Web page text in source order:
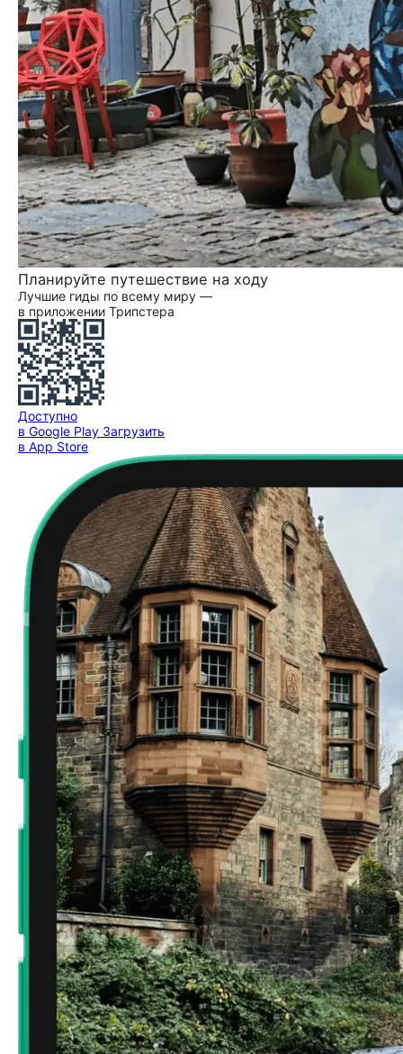
Планируйте путешествие на ходу
Лучшие гиды по всему миру —
в приложении Трипстера
Доступно
в Google Play Загрузить
в App Store